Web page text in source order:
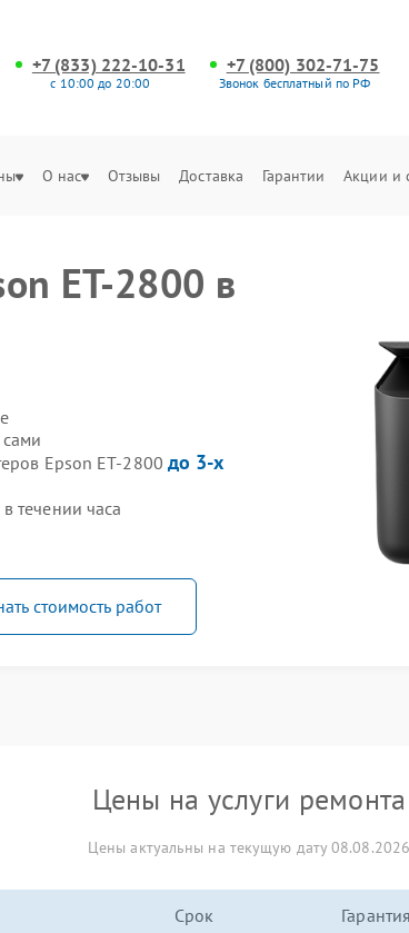
+7 (833) 222-10-31
с 10:00 до 20:00
+7 (800) 302-71-75
Звонок бесплатный по РФ
О нас Отзывы Доставка Гарантии Акции и
ET-2800 в
Epson ET-2800 до 3-х
течении часа
стоимость работ
Цены на услуги ремонта
Цены актуальны на текущую дату 08.08.2026
Срок Гарантия